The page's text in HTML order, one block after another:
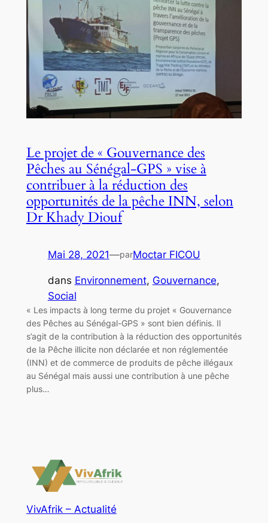
Le projet de « Gouvernance des
Pêches au Sénégal-GPS » vise à
contribuer à la réduction des
opportunités de la pêche INN, selon
Dr Khady Diouf
Mai 28, 2021—parMoctar FICOU
dans Environnement, Gouvernance
Social
« Les impacts à long terme du projet « Gouvernance
des Pêches au Sénégal-GPS » sont bien définis. Il
s’agit de la contribution à la réduction des opportunités
de la Pêche illicite non déclarée et non réglementée
(INN) et de commerce de produits de pêche illégaux
au Sénégal mais aussi une contribution à une pêche
plus…
VivAfrik – Actualité